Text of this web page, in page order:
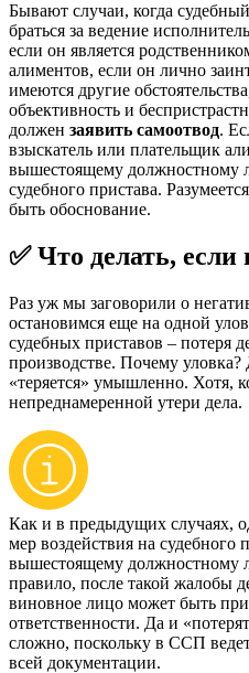
Бывают случаи, когда
браться за ведение
если он является
алиментов, если он лично
имеются другие
объективность и
должен заявить самоотвод.
взыскатель или плательщик
вышестоящему должностному
судебного пристава.
быть обоснование.
✅ Что делать, если
Раз уж мы заговорили о
остановимся еще на одной
судебных приставов – потеря
производстве. Почему
«теряется» умышленно. Хотя,
непреднамеренной утери дела.
Как и в предыдущих случаях,
мер воздействия на судебного
вышестоящему должностному
правило, после такой жалобы
виновное лицо может быть
ответственности. Да и
сложно, поскольку в ССП
всей документации.